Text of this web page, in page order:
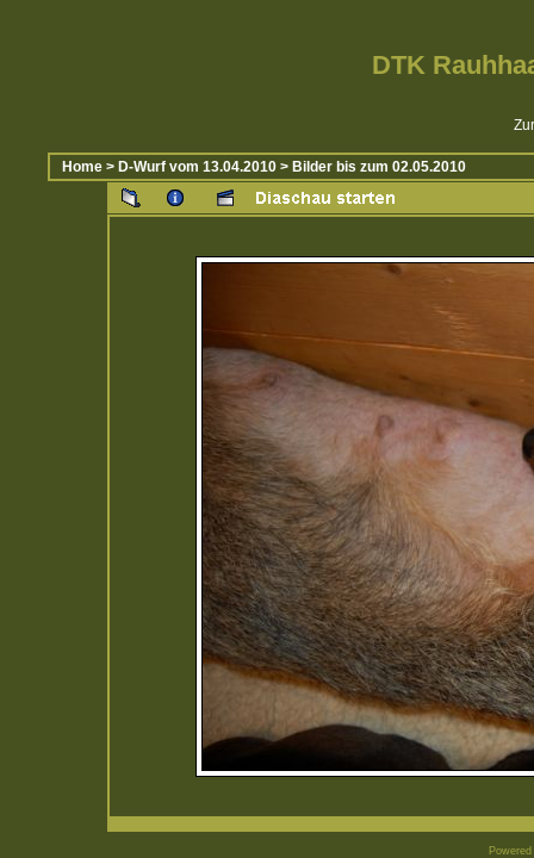
DTK
Home > D-Wurf vom 13.04.2010 > Bilder bis zum 02.05.2010